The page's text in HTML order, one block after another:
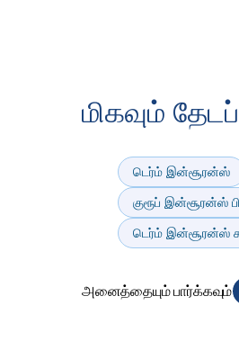
மிகவும்
டெர்ம் இன்சூரன்ஸ்
குரூப் இன்சூரன்ஸ்
டெர்ம் இன்சூரன்ஸ்
அனைத்தையும் பார்க்கவும்